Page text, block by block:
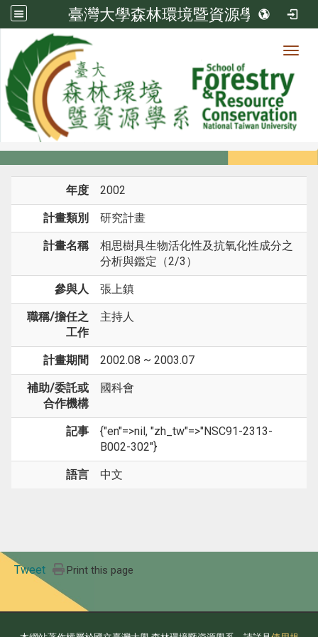
臺灣大學森林環境暨資源學系
系所成員
系所成員
年度 2002
計畫類別 研究計畫
計畫名稱
相思樹具生物活化性及抗氧化性成分之
分析與鑑定（2/3）
參與人 張上鎮
職稱/擔任之
工作
主持人
計畫期間 2002.08 ~ 2003.07
補助/委託或
合作機構
國科會
記事
{"en"=>nil, "zh_tw"=>"NSC91-2313-
B002-302"}
語言 中文
Tweet Print this page